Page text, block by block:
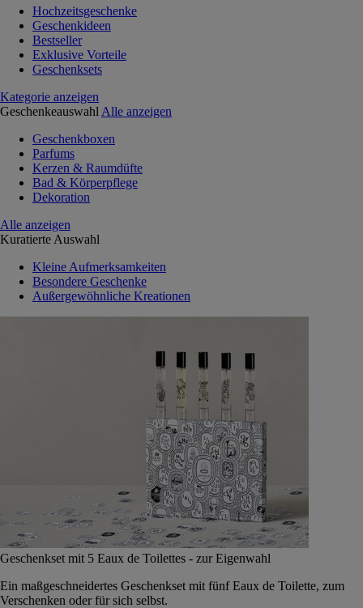
Hochzeitsgeschenke
Geschenkideen
Bestseller
Exklusive Vorteile
Geschenksets
Kategorie anzeigen
Geschenkeauswahl Alle anzeigen
Geschenkboxen
Parfums
Kerzen & Raumdüfte
Bad & Körperpflege
Dekoration
Alle anzeigen
Kuratierte Auswahl
Kleine Aufmerksamkeiten
Besondere Geschenke
Außergewöhnliche Kreationen
Geschenkset mit 5 Eaux de Toilettes - zur Eigenwahl
Ein maßgeschneidertes Geschenkset mit fünf Eaux de Toilette, zum
Verschenken oder für sich selbst.